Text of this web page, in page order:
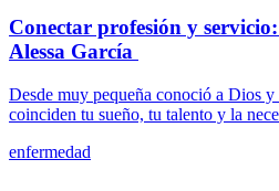
Conectar profesión y
Alessa García
Desde muy pequeña conoció a Dios
coinciden tu sueño, tu talento y la
enfermedad